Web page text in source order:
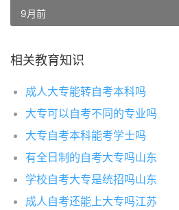
9月前
相关教育知识
成人大专能转自考本科吗
大专可以自考不同的专业吗
大专自考本科能考学士吗
有全日制的自考大专吗山东
学校自考大专是统招吗山东
成人自考还能上大专吗江苏